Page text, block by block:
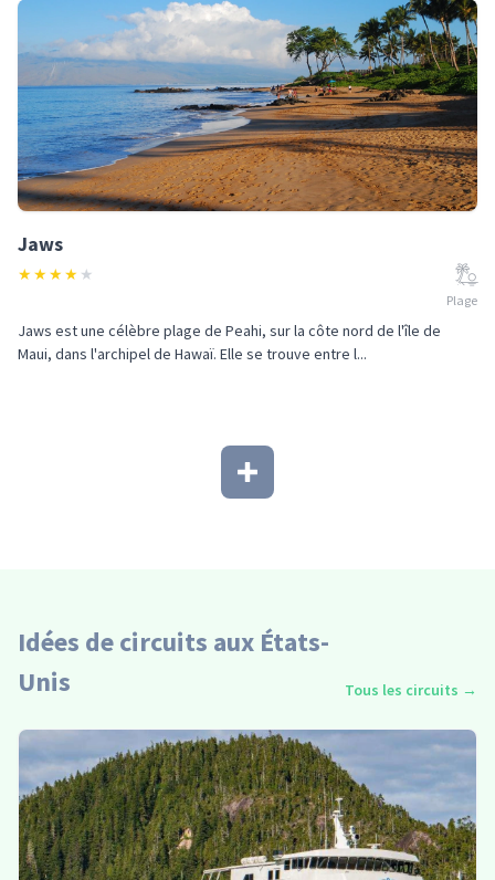
Jaws
★★★★ ★
Plage
Jaws est une célèbre plage de Peahi, sur la côte nord de l'île de
Maui, dans l'archipel de Hawaï. Elle se trouve entre l...
Idées de circuits aux États-
Unis
Tous les circuits →